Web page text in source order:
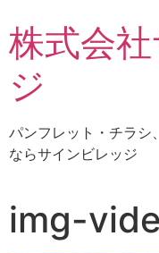
株式会
ジ
パンフレット・チラシ
ならサインビレッジ
img-